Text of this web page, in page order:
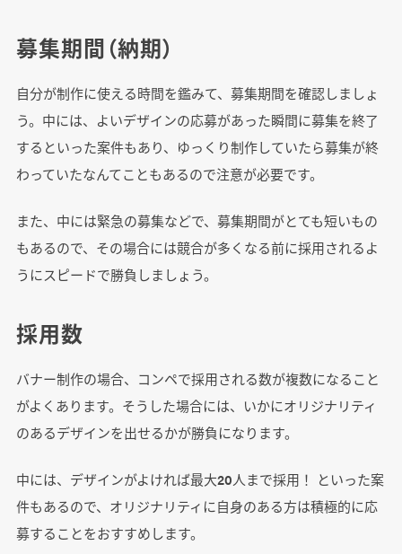
募集期間（納期）
自分が制作に使える時間を鑑みて、募集期間を確認しましょ
う。中には、よいデザインの応募があった瞬間に募集を終了
するといった案件もあり、ゆっくり制作していたら募集が終
わっていたなんてこともあるので注意が必要です。
また、中には緊急の募集などで、募集期間がとても短いもの
もあるので、その場合には競合が多くなる前に採用されるよ
うにスピードで勝負しましょう。
採用数
バナー制作の場合、コンペで採用される数が複数になること
がよくあります。そうした場合には、いかにオリジナリティ
のあるデザインを出せるかが勝負になります。
中には、デザインがよければ最大20人まで採用！ といった案
件もあるので、オリジナリティに自身のある方は積極的に応
募することをおすすめします。